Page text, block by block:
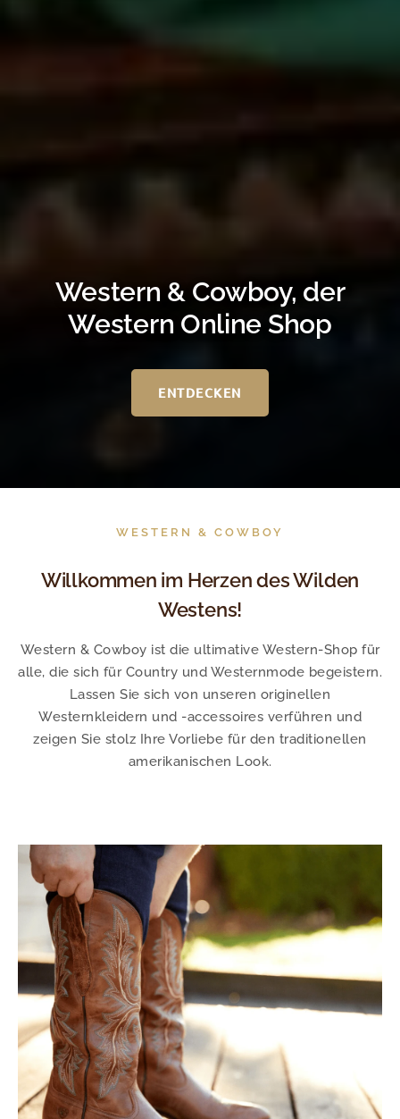
Western & Cowboy, der
Western Online Shop
ENTDECKEN
WESTERN & COWBOY
Willkommen im Herzen des Wilden
Westens!
Western & Cowboy ist die ultimative Western-Shop für
alle, die sich für Country und Westernmode begeistern.
Lassen Sie sich von unseren originellen
Westernkleidern und -accessoires verführen und
zeigen Sie stolz Ihre Vorliebe für den traditionellen
amerikanischen Look.